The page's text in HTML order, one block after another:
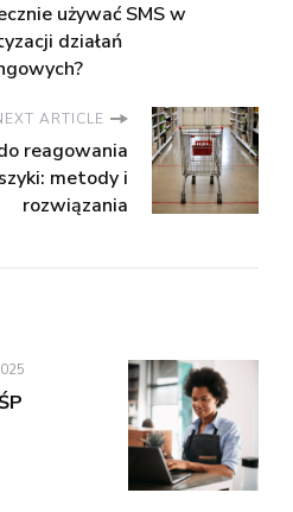
używać SMS w
działań
ARTICLE
reagowania
metody i
rozwiązania